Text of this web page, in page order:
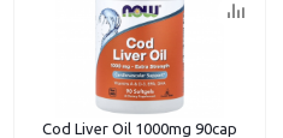
Cod Liver Oil 1000mg 90cap